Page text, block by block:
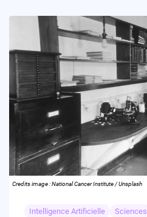
Credits image : National Cancer Institute / Unsplash
Intelligence Artificielle Sciences